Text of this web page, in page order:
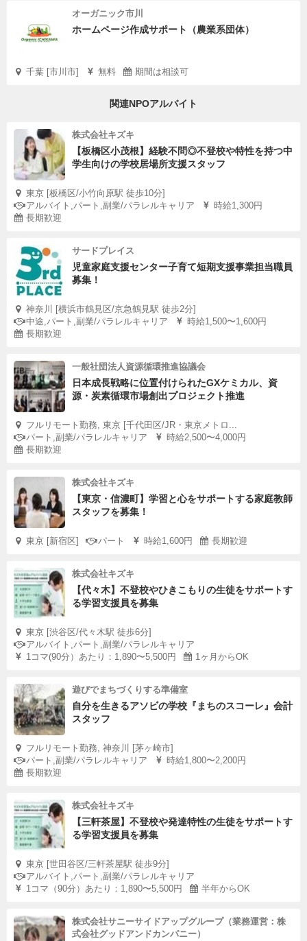
オーガニック市川
ホームページ作成サポート（農業系団体）
千葉 [市川市] 無料 期間は相談可
関連NPOアルバイト
株式会社キズキ
【板橋区小茂根】経験不問◎不登校や特性を持つ中
学生向けの学校居場所支援スタッフ
東京 [板橋区/小竹向原駅 徒歩10分]
アルバイト,パート,副業/パラレルキャリア
時給1,300円
長期歓迎
サードプレイス
児童家庭支援センター子育て短期支援事業担当職員
募集！
神奈川 [横浜市鶴見区/京急鶴見駅 徒歩2分]
中途,パート,副業/パラレルキャリア
時給1,500〜1,600円
長期歓迎
一般社団法人資源循環推進協議会
日本成長戦略に位置付けられたGXケミカル、資
源・炭素循環市場創出プロジェクト推進
フルリモート勤務, 東京 [千代田区/JR・東京メトロ...
パート,副業/パラレルキャリア
時給2,500〜4,000円
長期歓迎
株式会社キズキ
【東京・信濃町】学習と心をサポートする家庭教師
スタッフを募集！
東京 [新宿区] パート 時給1,600円 長期歓迎
株式会社キズキ
【代々木】不登校やひきこもりの生徒をサポートす
る学習支援員を募集
東京 [渋谷区/代々木駅 徒歩6分]
アルバイト,パート,副業/パラレルキャリア
1コマ(90分）あたり：1,890〜5,500円
1ヶ月からOK
遊びでまちづくりする準備室
自分を生きるアソビの学校『まちのスコーレ』会計
スタッフ
フルリモート勤務, 神奈川 [茅ヶ崎市]
パート,副業/パラレルキャリア
時給1,800〜2,200円
長期歓迎
株式会社キズキ
【三軒茶屋】不登校や発達特性の生徒をサポートす
る学習支援員を募集
東京 [世田谷区/三軒茶屋駅 徒歩9分]
アルバイト,パート,副業/パラレルキャリア
1コマ（90分）あたり：1,890〜5,500円
半年からOK
株式会社サニーサイドアップグループ（業務運営：株
式会社グッドアンドカンパニー）